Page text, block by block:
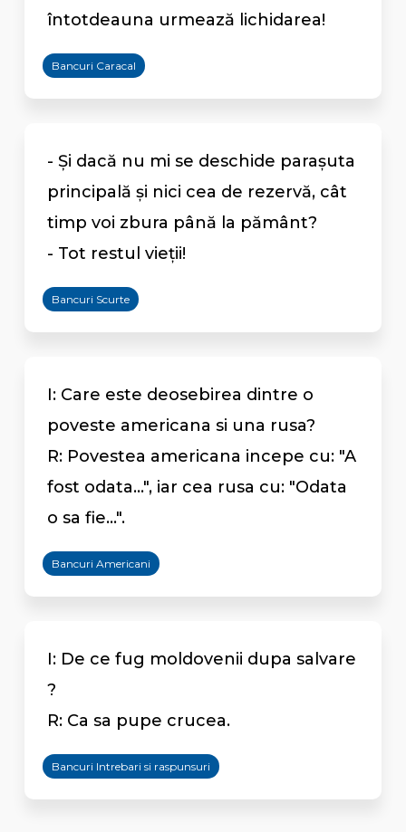
întotdeauna urmează lichidarea!
Bancuri Caracal
- Şi dacă nu mi se deschide paraşuta
principală şi nici cea de rezervă, cât
timp voi zbura până la pământ?
- Tot restul vieţii!
Bancuri Scurte
I: Care este deosebirea dintre o
poveste americana si una rusa?
R: Povestea americana incepe cu: "A
fost odata...", iar cea rusa cu: "Odata
o sa fie...".
Bancuri Americani
I: De ce fug moldovenii dupa salvare
?
R: Ca sa pupe crucea.
Bancuri Intrebari si raspunsuri